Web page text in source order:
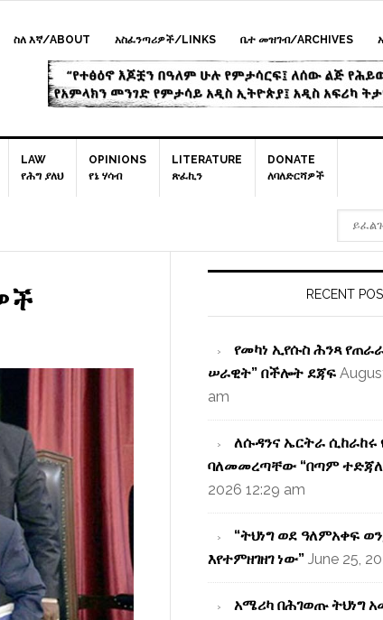
ስለ እኛ/ABOUT አስፈንጣሪዎች/LINKS ቤተ መዝገብ/ARCHIVES
LAW
የሕግ ያለህ
OPINIONS
የኔ ሃሳብ
LITERATURE
ጽፈኪን
DONATE
ለባለድርሻዎች
RECENT
የመካነ ኢየሱስ ሕንጻ
ሠራዊት” በችሎት ደጃፍ
am
ለሱዳንና ኤርትራ ሲከራከሩ
ባለመመረጣቸው “በጣም
2026 12:29 am
“ትህነግ ወደ ዓለምአቀፍ
እየተምዘገዘገ ነው” June 25,
አሜሪካ በሕገወጡ ትህነግ